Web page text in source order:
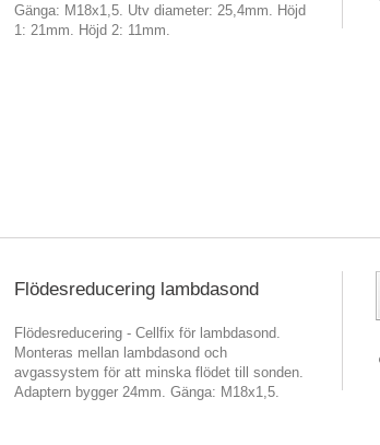
Gänga: M18x1,5. Utv diameter: 25,4mm. Höjd
1: 21mm. Höjd 2: 11mm.
Flödesreducering lambdasond
Flödesreducering - Cellfix för lambdasond.
Monteras mellan lambdasond och
avgassystem för att minska flödet till sonden.
Adaptern bygger 24mm. Gänga: M18x1,5.